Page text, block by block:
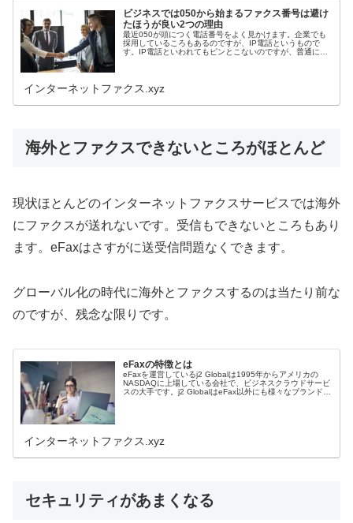
ビジネスでは050から始まるファクス番号は避け
たほうが良い2つの理由
最近050が頭につく電話番号をよく見かけます。企業でも
採用しているころもあるのですが、IP電話というもので
す。IP電話といわれてもピンとこないのですが、普通に電
インターネットファクス.xyz
海外とファクスできないところがほとんど
現状ほとんどのインターネットファクスサービスでは海外
にファクスが送れないです。受信もできないところもあり
ます。eFaxはさすがに送受信問題なくできます。
グローバル化の時代に海外とファクスするのは当たり前な
のですが、残念な限りです。
eFaxの特徴とは
eFaxを運営しているj2 Globalは1995年からアメリカの
NASDAQに上場している会社で、ビジネスクラウドサービ
スの大手です。j2 GlobalはeFax以外にも様々なブランドの
インターネットファクス.xyz
セキュリティがあまくなる